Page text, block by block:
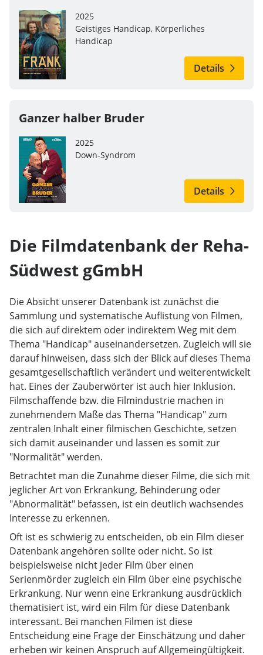
2025
Geistiges Handicap, Körperliches
Handicap
Details
Ganzer halber Bruder
2025
Down-Syndrom
Details
Die Filmdatenbank der Reha-
Südwest gGmbH
Die Absicht unserer Datenbank ist zunächst die
Sammlung und systematische Auflistung von Filmen,
die sich auf direktem oder indirektem Weg mit dem
Thema "Handicap" auseinandersetzen. Zugleich will sie
darauf hinweisen, dass sich der Blick auf dieses Thema
gesamtgesellschaftlich verändert und weiterentwickelt
hat. Eines der Zauberwörter ist auch hier Inklusion.
Filmschaffende bzw. die Filmindustrie machen in
zunehmendem Maße das Thema "Handicap" zum
zentralen Inhalt einer filmischen Geschichte, setzen
sich damit auseinander und lassen es somit zur
"Normalität" werden.
Betrachtet man die Zunahme dieser Filme, die sich mit
jeglicher Art von Erkrankung, Behinderung oder
"Abnormalität" befassen, ist ein deutlich wachsendes
Interesse zu erkennen.
Oft ist es schwierig zu entscheiden, ob ein Film dieser
Datenbank angehören sollte oder nicht. So ist
beispielsweise nicht jeder Film über einen
Serienmörder zugleich ein Film über eine psychische
Erkrankung. Nur wenn eine Erkrankung ausdrücklich
thematisiert ist, wird ein Film für diese Datenbank
interessant. Bei manchen Filmen ist diese
Entscheidung eine Frage der Einschätzung und daher
erheben wir keinen Anspruch auf Allgemeingültigkeit.